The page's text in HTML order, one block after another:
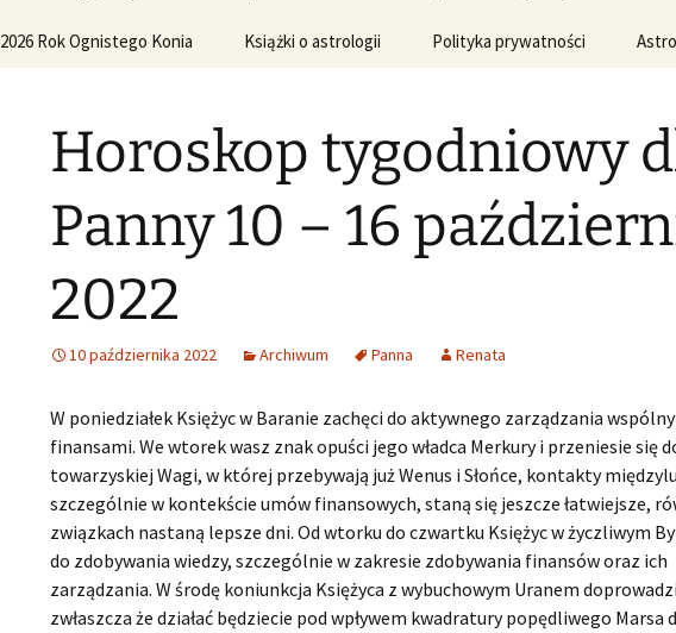
2026 Rok Ognistego Konia Książki o astrologii Polityka prywatności
Horoskop tygodniowy
Panny 10 – 16
2022
10 października 2022 Archiwum Panna Renata
W poniedziałek Księżyc w Baranie zachęci do aktywnego zarządzania
finansami. We wtorek wasz znak opuści jego władca Merkury i przeniesie się
towarzyskiej Wagi, w której przebywają już Wenus i Słońce, kontakty
szczególnie w kontekście umów finansowych, staną się jeszcze łatwiejsze,
związkach nastaną lepsze dni. Od wtorku do czwartku Księżyc w życzliwym
do zdobywania wiedzy, szczególnie w zakresie zdobywania finansów oraz ich
zarządzania. W środę koniunkcja Księżyca z wybuchowym Uranem
zwłaszcza że działać będziecie pod wpływem kwadratury popędliwego Marsa